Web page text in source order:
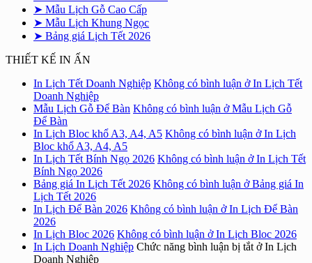
➤ Mẫu Lịch Gỗ Cao Cấp
➤ Mẫu Lịch Khung Ngọc
➤ Bảng giá Lịch Tết 2026
THIẾT KẾ IN ẤN
In Lịch Tết Doanh Nghiệp Không có bình luận ở In Lịch Tết
Doanh Nghiệp
Mẫu Lịch Gỗ Để Bàn Không có bình luận ở Mẫu Lịch Gỗ
Để Bàn
In Lịch Bloc khổ A3, A4, A5 Không có bình luận ở In Lịch
Bloc khổ A3, A4, A5
In Lịch Tết Bính Ngọ 2026 Không có bình luận ở In Lịch Tết
Bính Ngọ 2026
Bảng giá In Lịch Tết 2026 Không có bình luận ở Bảng giá In
Lịch Tết 2026
In Lịch Để Bàn 2026 Không có bình luận ở In Lịch Để Bàn
2026
In Lịch Bloc 2026 Không có bình luận ở In Lịch Bloc 2026
In Lịch Doanh Nghiệp Chức năng bình luận bị tắt ở In Lịch
Doanh Nghiệp